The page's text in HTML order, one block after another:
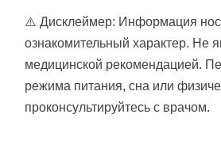
⚠️ Дисклеймер: Информация
ознакомительный характер. Не
медицинской рекомендацией.
режима питания, сна или
проконсультируйтесь с врачом.